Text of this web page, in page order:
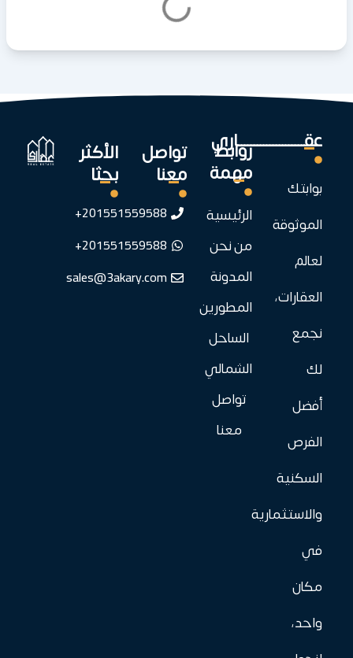
عقـــــــــــــــــــــاري
بوابتك
الموثوقة
لعالم
العقارات،
نجمع
لك
أفضل
الفرص
السكنية
والاستثمارية
في
مكان
واحد،
روابط
مهمة
الرئيسية
من نحن
المدونة
المطورين
الساحل
الشمالي
تواصل
معنا
تواصل
معنا
201551559588+
201551559588+
sales@3akary.com
الأكثر
بحثا